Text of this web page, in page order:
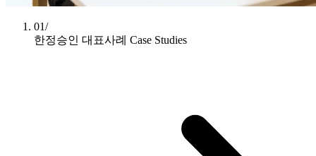
01/
한정승인 대표사례 Case Studies